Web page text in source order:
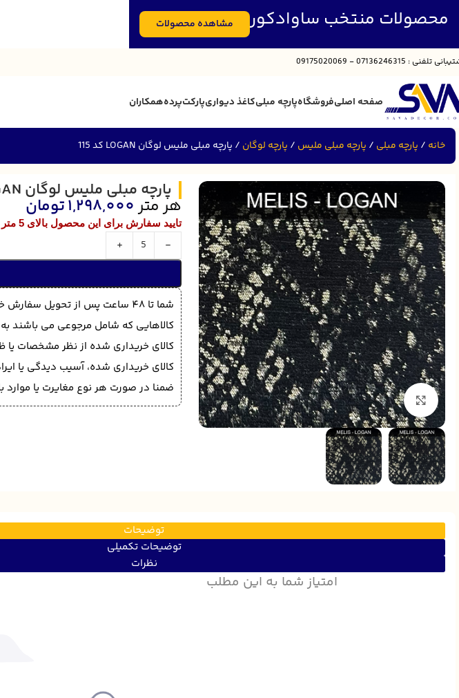
تیبانی تلفنی : 07136246315 - 09175020069
صفحه اصلیفروشگاهپارچه مبلیکاغذ دیواریپارکتپردههمکاران
خانه پارچه مبلی پارچه مبلی ملیس پارچه لوگان پارچه مبلی ملیس لوگان LOGAN کد 115
برای بزرگنمایی کلیک کنید
پارچه مبلی ملیس لوگان LOGAN کد 115
هر متر1,298,000تومان
تایید سفارش برای این محصول بالای 5 متر است.
-
+
شما تا 48 ساعت پس از تحویل سفارش خود می توانید نسبت به اعلام خرابی و مرجوعی آن اقدام نمایید.
کالاهایی که شامل مرجوعی می باشند
کالای خریداری شده از نظر مشخصات یا
کالای خریداری شده، آسیب دیدگی یا
ضمنا در صورت هر نوع مغایرت یا موارد
توضیحات
توضیحات تکمیلی
نظرات
امتیاز شما به این مطلب
محصولات منتخب ساوادکور مشاهده محصولات